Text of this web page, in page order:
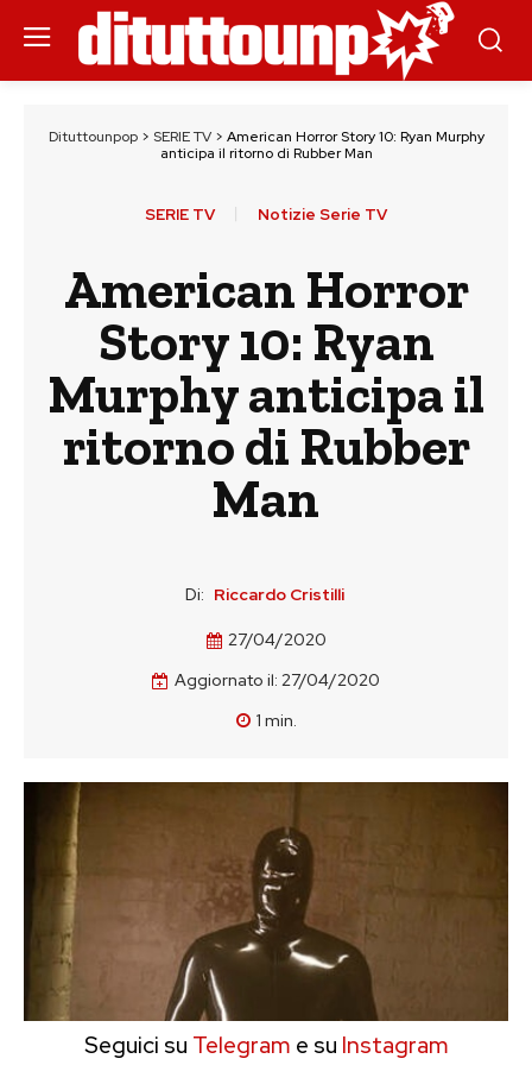
Dituttounpop> SERIE TV> American Horror Story 10: Ryan Murphy
anticipa il ritorno di Rubber Man
SERIE TV Notizie Serie TV
American Horror
Story 10: Ryan
Murphy anticipa il
ritorno di Rubber
Man
Di: Riccardo Cristilli
27/04/2020
Aggiornato il: 27/04/2020
1 min.
Seguici su Telegram e su Instagram